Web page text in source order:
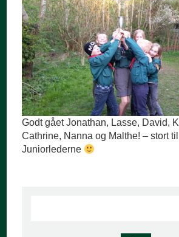
Godt gået Jonathan, Lasse, David,
Cathrine, Nanna og Malthe! – stort
Juniorlederne